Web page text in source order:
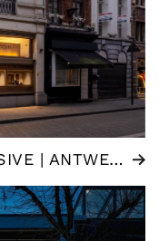
TENSEN JUWELIERE EXCLUSIVE | ANTWERPEN (BE)